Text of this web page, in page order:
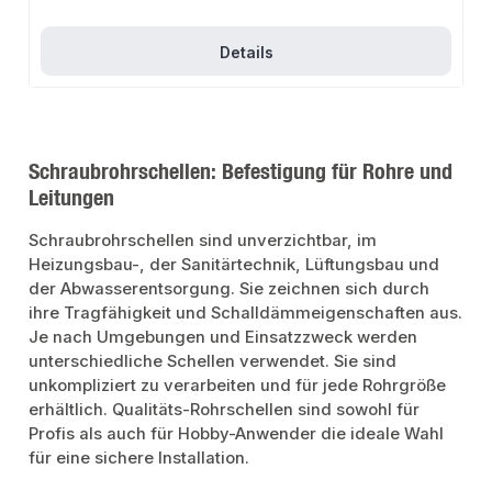
Stahl-, Kupfer- und KunststoffrohrenMontage in Überkopf-
EinbausituationenReduzierung der Übertragung von
vielseitigere und effizientere Nutzung der Fixotec Schraubrohrschelle.
Details
Schraubrohrschellen: Befestigung für Rohre und
Leitungen
Schraubrohrschellen sind unverzichtbar, im
Heizungsbau-, der Sanitärtechnik, Lüftungsbau und
der Abwasserentsorgung. Sie zeichnen sich durch
ihre Tragfähigkeit und Schalldämmeigenschaften aus.
Je nach Umgebungen und Einsatzzweck werden
unterschiedliche Schellen verwendet. Sie sind
unkompliziert zu verarbeiten und für jede Rohrgröße
erhältlich. Qualitäts-Rohrschellen sind sowohl für
Profis als auch für Hobby-Anwender die ideale Wahl
für eine sichere Installation.